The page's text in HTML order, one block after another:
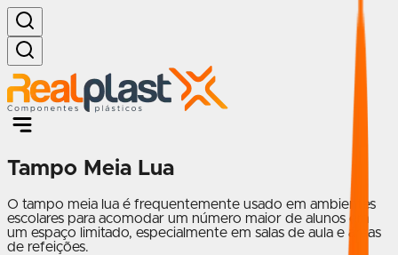
Tampo Meia Lua
O tampo meia lua é frequentemente usado em ambientes
escolares para acomodar um número maior de alunos em
um espaço limitado, especialmente em salas de aula e áreas
de refeições.